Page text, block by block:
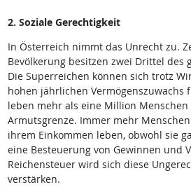
2. Soziale Gerechtigkeit
In Österreich nimmt das Unrecht zu.
Bevölkerung besitzen zwei Drittel des
Die Superreichen können sich trotz
hohen jährlichen Vermögenszuwachs
leben mehr als eine Million
Armutsgrenze. Immer mehr
ihrem Einkommen leben, obwohl sie
eine Besteuerung von Gewinnen und
Reichensteuer wird sich diese
verstärken.